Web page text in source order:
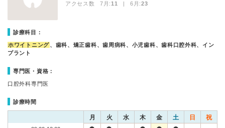
アクセス数 7月:11 | 6月:23
診療科目：
ホワイトニング、歯科、矯正歯科、歯周病科、小児歯科、歯科口腔外科、イン
プラント
専門医・資格：
口腔外科専門医
診療時間
月 火 水 木 金 土 日 祝